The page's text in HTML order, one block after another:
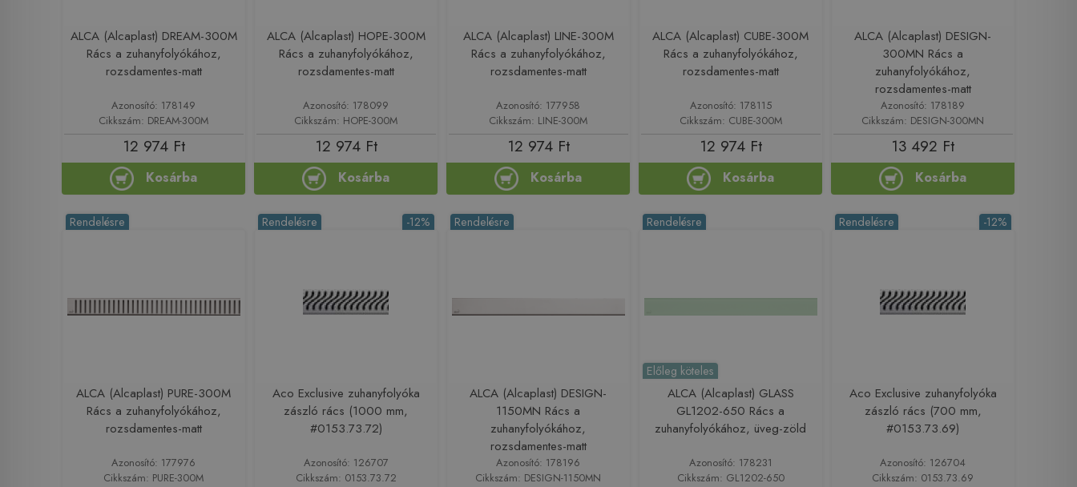
ALCA (Alcaplast) DREAM-300M
Rács a zuhanyfolyókához,
rozsdamentes-matt
Azonosító: 178149
Cikkszám: DREAM-300M
12 974 Ft
Kosárba
ALCA (Alcaplast) HOPE-300M
Rács a zuhanyfolyókához,
rozsdamentes-matt
Azonosító: 178099
Cikkszám: HOPE-300M
12 974 Ft
Kosárba
ALCA (Alcaplast) LINE-300M
Rács a zuhanyfolyókához,
rozsdamentes-matt
Azonosító: 177958
Cikkszám: LINE-300M
12 974 Ft
Kosárba
ALCA (Alcaplast) CUBE-300M
Rács a zuhanyfolyókához,
rozsdamentes-matt
Azonosító: 178115
Cikkszám: CUBE-300M
12 974 Ft
Kosárba
ALCA (Alcaplast) DESIGN-
300MN Rács a
zuhanyfolyókához,
rozsdamentes-matt
Azonosító: 178189
Cikkszám: DESIGN-300MN
13 492 Ft
Kosárba
Rendelésre
ALCA (Alcaplast) PURE-300M
Rács a zuhanyfolyókához,
rozsdamentes-matt
Azonosító: 177976
Cikkszám: PURE-300M
-12%
Rendelésre
Aco Exclusive zuhanyfolyóka
zászló rács (1000 mm,
#0153.73.72)
Azonosító: 126707
Cikkszám: 0153.73.72
Rendelésre
ALCA (Alcaplast) DESIGN-
1150MN Rács a
zuhanyfolyókához,
rozsdamentes-matt
Azonosító: 178196
Cikkszám: DESIGN-1150MN
Rendelésre
Előleg köteles
ALCA (Alcaplast) GLASS
GL1202-650 Rács a
zuhanyfolyókához, üveg-zöld
Azonosító: 178231
Cikkszám: GL1202-650
-12%
Rendelésre
Aco Exclusive zuhanyfolyóka
zászló rács (700 mm,
#0153.73.69)
Azonosító: 126704
Cikkszám: 0153.73.69